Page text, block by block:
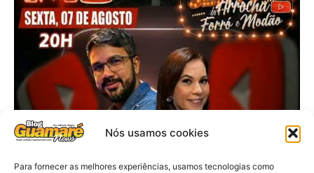
Nós usamos cookies
Para fornecer as melhores experiências, usamos tecnologias como